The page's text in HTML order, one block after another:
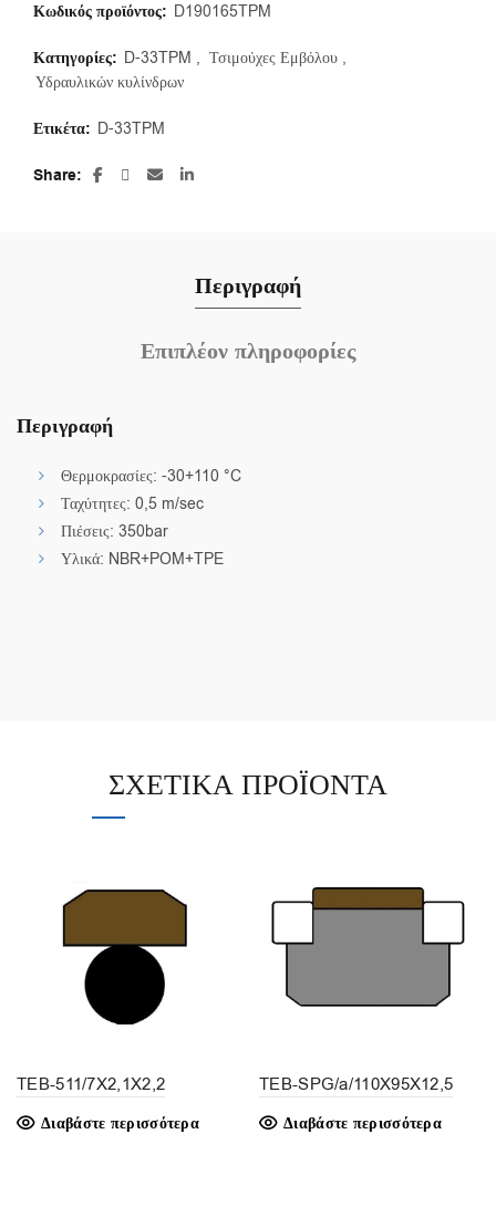
Κωδικός προϊόντος: D190165TPM
Κατηγορίες: D-33TPM , Τσιμούχες Εμβόλου ,
Υδραυλικών κυλίνδρων
Ετικέτα: D-33TPM
Share
Περιγραφή
Επιπλέον πληροφορίες
Περιγραφή
Θερμοκρασίες: -30+110 °C
Ταχύτητες: 0,5 m/sec
Πιέσεις: 350bar
Υλικά: NBR+POM+TPE
ΣΧΕΤΙΚΆ ΠΡΟΪΌΝΤΑ
TEB-511/7X2,1X2,2
Διαβάστε περισσότερα
TEB-SPG/a/110X95X12,5
Διαβάστε περισσότερα